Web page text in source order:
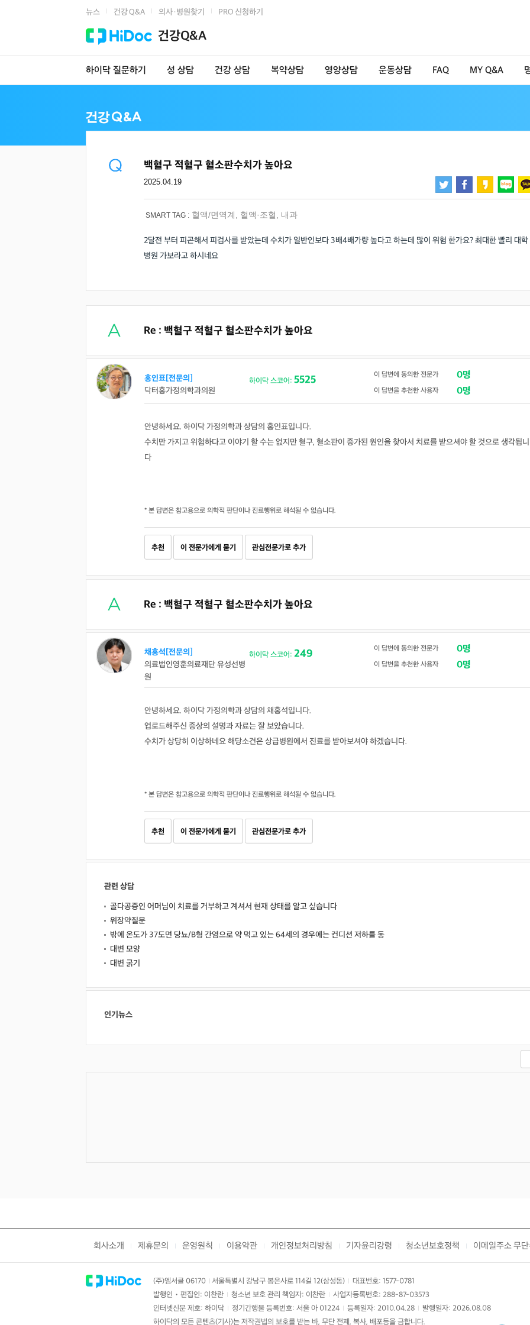
뉴스 건강 Q&A 의사·병원찾기 PRO 신청하기
건강Q&A
하이닥 질문하기 성 상담 건강 상담 복약상담 영양상담 운동상담 FAQ MY Q&A
백혈구 적혈구 혈소판수치가 높아요
2025.04.19
SMART TAG : 혈액/면역계 혈액·조혈 내과
2달전 부터 피곤해서 피검사를 받았는데 수치가 일반인보다 3배4배가량 높다고 하는데 많이 위험 한가요? 최대한 빨리 대학
병원 가보라고 하시네요
Re : 백혈구 적혈구 혈소판수치가 높아요
홍인표[전문의]
닥터홍가정의학과의원
하이닥 스코어: 5525 이 답변에 동의한 전문가 0명
이 답변을 추천한 사용자 0명
안녕하세요. 하이닥 가정의학과 상담의 홍인표입니다.
수치만 가지고 위험하다고 이야기 할 수는 없지만 혈구, 혈소판이 증가된 원인을 찾아서 치료를 받으셔야 할 것으로 생각됩니
다
* 본 답변은 참고용으로 의학적 판단이나 진료행위로 해석될 수 없습니다.
추천 이 전문가에게 묻기 관심전문가로 추가
Re : 백혈구 적혈구 혈소판수치가 높아요
채홍석[전문의]
의료법인영훈의료재단 유성선병
원
하이닥 스코어: 249 이 답변에 동의한 전문가 0명
이 답변을 추천한 사용자 0명
안녕하세요. 하이닥 가정의학과 상담의 채홍석입니다.
업로드해주신 증상의 설명과 자료는 잘 보았습니다.
수치가 상당히 이상하네요 해당소견은 상급병원에서 진료를 받아보셔야 하겠습니다.
* 본 답변은 참고용으로 의학적 판단이나 진료행위로 해석될 수 없습니다.
추천 이 전문가에게 묻기 관심전문가로 추가
관련 상담
골다공증인 어머님이 치료를 거부하고 계셔서 현재 상태를 알고 싶습니다
위장약질문
밖에 온도가 37도면 당뇨/B형 간염으로 약 먹고 있는 64세의 경우에는 컨디션 저하를 동
대변 모양
대변 굵기
인기뉴스
회사소개 제휴문의 운영원칙 이용약관 개인정보처리방침 기자윤리강령 청소년보호정책 이메일주소 무
(주)엠서클 06170 서울특별시 강남구 봉은사로 114길 12(삼성동)
대표번호: 1577-0781
발행인・편집인: 이찬란
청소년 보호 관리 책임자: 이찬란
사업자등록번호: 288-87-03573
인터넷신문 제호: 하이닥
정기간행물 등록번호: 서울 아 01224 등록일자: 2010.04.28
발행일자: 2026.08.08
하이닥의 모든 콘텐츠(기사)는 저작권법의 보호를 받는 바, 무단 전제, 복사, 배포등을 금합니다.